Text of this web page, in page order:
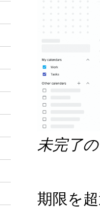
未完了
期限を